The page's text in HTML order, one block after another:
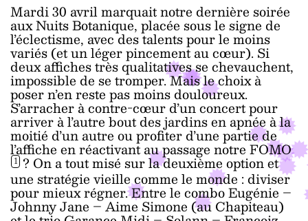
Mardi 30 avril marquait notre dernière soirée
aux Nuits Botanique, placée sous le signe de
l’éclectisme, avec des talents pour le moins
variés (et un léger pincement au cœur). Si
deux affiches très qualitatives se chevauchent,
impossible de se tromper. Mais le choix à
poser n’en reste pas moins douloureux.
S’arracher à contre-cœur d’un concert pour
arriver à l’autre bout des jardins en apnée à la
moitié d’un autre ou profiter d’une partie de
l’affiche en réactivant au passage notreFOMO
1? On a tout misé sur la deuxième option et
une stratégie vieille comme le monde : diviser
pour mieux régner. Entre le combo Eugénie –
Johnny Jane – Aime Simone (au Chapiteau)